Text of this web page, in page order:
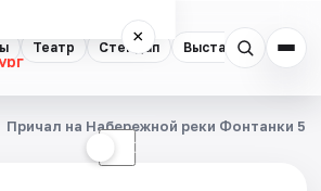
Театр Стендап Выставки
×
☾
Причал на Набережной реки Фонтанки 53